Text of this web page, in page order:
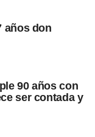
años don
90 años con
ser contada y